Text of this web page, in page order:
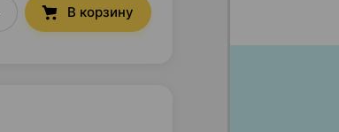
В корзину